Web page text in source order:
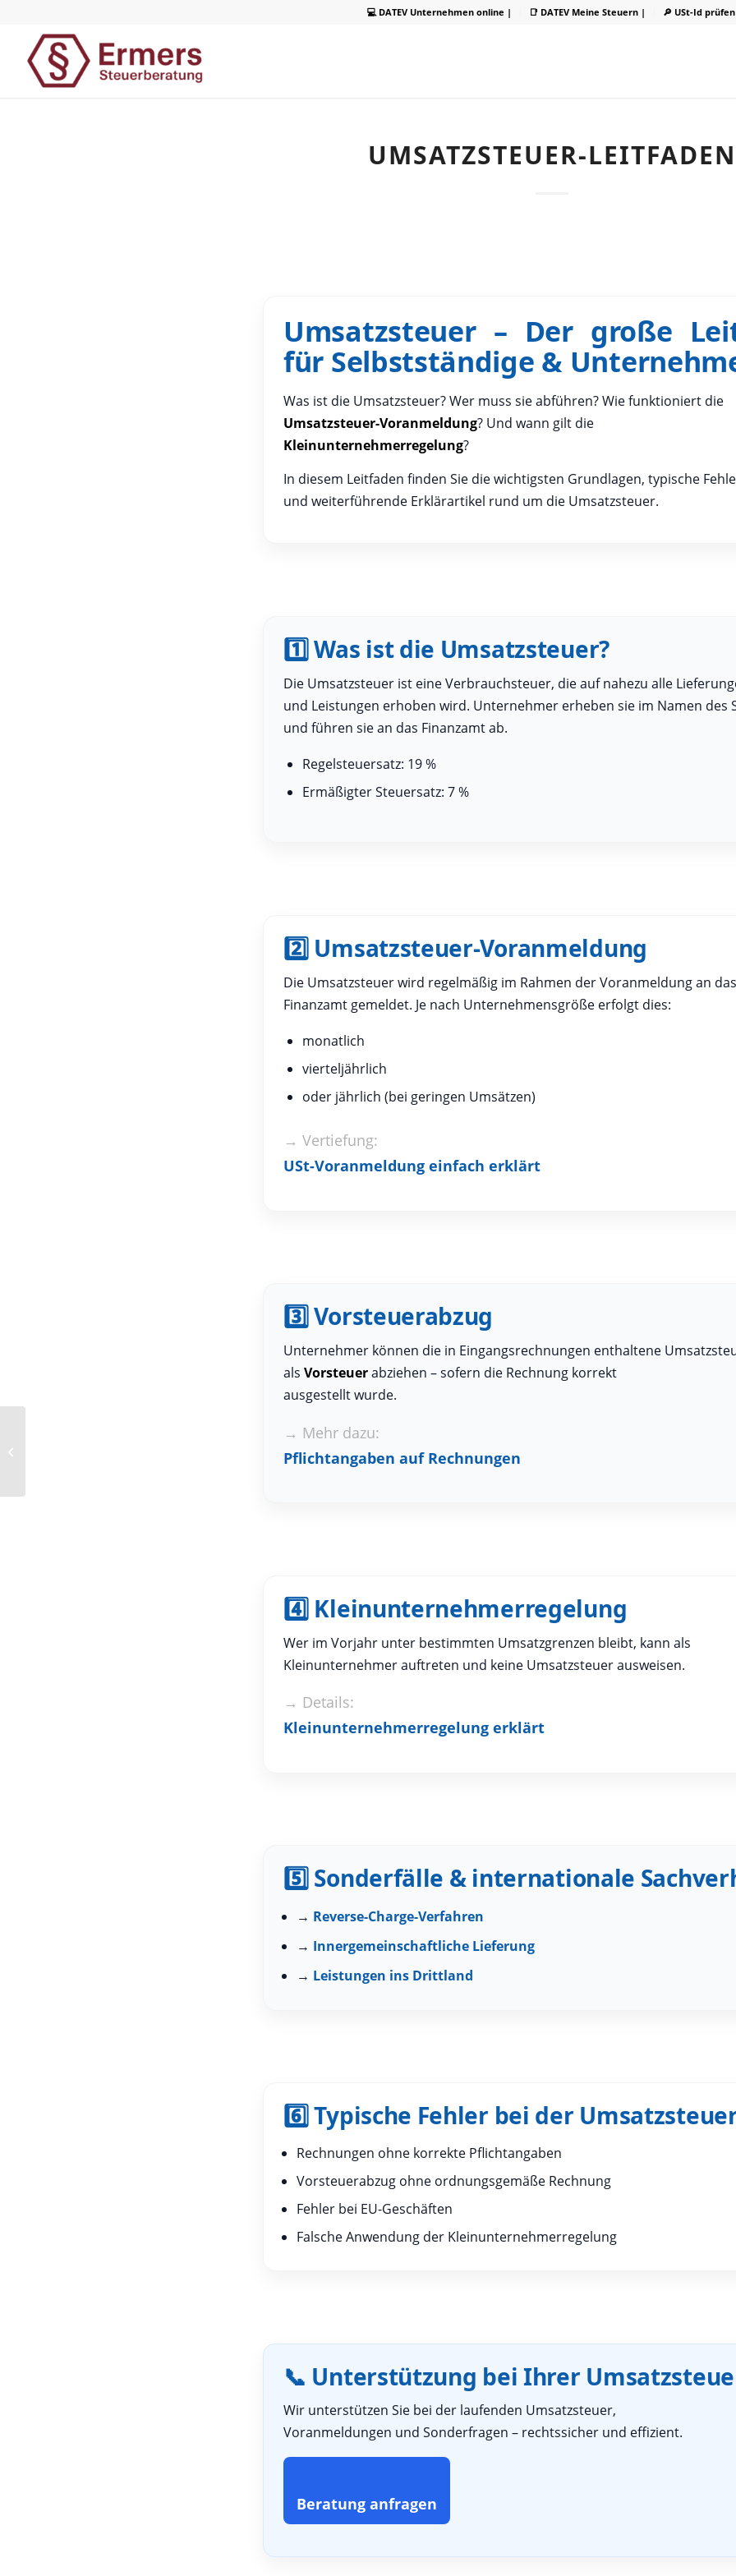
💻 DATEV Unternehmen online | 📑 DATEV Meine Steuern | 🔎 USt-Id
UMSATZSTEUER-LEITFADEN
Umsatzsteuer – Der große
für Selbstständige &
Was ist die Umsatzsteuer? Wer muss sie abführen? Wie funktioniert die
Umsatzsteuer-Voranmeldung? Und wann gilt die
Kleinunternehmerregelung?
In diesem Leitfaden finden Sie die wichtigsten Grundlagen, typische
und weiterführende Erklärartikel rund um die Umsatzsteuer.
1️⃣ Was ist die Umsatzsteuer?
Die Umsatzsteuer ist eine Verbrauchsteuer, die auf nahezu alle
und Leistungen erhoben wird. Unternehmer erheben sie im Namen des
und führen sie an das Finanzamt ab.
Regelsteuersatz: 19 %
Ermäßigter Steuersatz: 7 %
2️⃣ Umsatzsteuer-Voranmeldung
Die Umsatzsteuer wird regelmäßig im Rahmen der Voranmeldung an das
Finanzamt gemeldet. Je nach Unternehmensgröße erfolgt dies:
monatlich
vierteljährlich
oder jährlich (bei geringen Umsätzen)
→ Vertiefung:
USt-Voranmeldung einfach erklärt
3️⃣ Vorsteuerabzug
Unternehmer können die in Eingangsrechnungen enthaltene
als Vorsteuerabziehen – sofern die Rechnung korrekt
ausgestellt wurde.
→ Mehr dazu:
Pflichtangaben auf Rechnungen
4️⃣ Kleinunternehmerregelung
Wer im Vorjahr unter bestimmten Umsatzgrenzen bleibt, kann als
Kleinunternehmer auftreten und keine Umsatzsteuer ausweisen.
→ Details:
Kleinunternehmerregelung erklärt
5️⃣ Sonderfälle & internationale
→ Reverse-Charge-Verfahren
→ Innergemeinschaftliche Lieferung
→ Leistungen ins Drittland
6️⃣ Typische Fehler bei der
Rechnungen ohne korrekte Pflichtangaben
Vorsteuerabzug ohne ordnungsgemäße Rechnung
Fehler bei EU-Geschäften
Falsche Anwendung der Kleinunternehmerregelung
📞 Unterstützung bei Ihrer
Wir unterstützen Sie bei der laufenden Umsatzsteuer,
Voranmeldungen und Sonderfragen – rechtssicher und effizient.
Beratung anfragen